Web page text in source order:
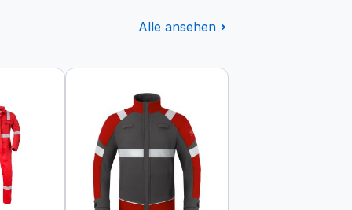
Alle ansehen